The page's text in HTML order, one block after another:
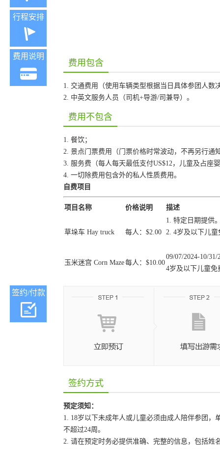
行程安排
费用说明
费用包含
1. 交通费用（使用车辆类型根据当日具体参团人数
2. 中英文服务人员（司机+导游/司兼导）。
费用不包含
1. 餐饮；
2. 景点门票费用（门票价格时常波动，不再另行通
3. 服务费（每人每天最低支付US$12，儿童及占座
4. 一切除费用包含外的私人性质费用。
自费项目
项目名称 价格说明 描述
草垛车 Hay truck 每人：$2.00
1. 特定日期提供
2. 4岁及以下儿童
玉米迷宫 Corn Maze每人：$10.00
09/07/2024-10/
4岁及以下儿童免
签约/付款
签约方式
预定须知：
1. 18岁以下未成年人或儿童必须由成人陪伴参团
不超过24周。
2. 请在预定时务必提供准确、完整的信息，包括